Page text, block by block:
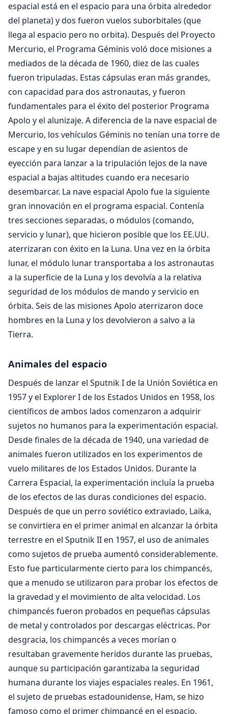
espacial está en el espacio para una órbita alrededor
del planeta) y dos fueron vuelos suborbitales (que
llega al espacio pero no orbita). Después del Proyecto
Mercurio, el Programa Géminis voló doce misiones a
mediados de la década de 1960, diez de las cuales
fueron tripuladas. Estas cápsulas eran más grandes,
con capacidad para dos astronautas, y fueron
fundamentales para el éxito del posterior Programa
Apolo y el alunizaje. A diferencia de la nave espacial de
Mercurio, los vehículos Géminis no tenían una torre de
escape y en su lugar dependían de asientos de
eyección para lanzar a la tripulación lejos de la nave
espacial a bajas altitudes cuando era necesario
desembarcar. La nave espacial Apolo fue la siguiente
gran innovación en el programa espacial. Contenía
tres secciones separadas, o módulos (comando,
servicio y lunar), que hicieron posible que los EE.UU.
aterrizaran con éxito en la Luna. Una vez en la órbita
lunar, el módulo lunar transportaba a los astronautas
a la superficie de la Luna y los devolvía a la relativa
seguridad de los módulos de mando y servicio en
órbita. Seis de las misiones Apolo aterrizaron doce
hombres en la Luna y los devolvieron a salvo a la
Tierra.
Animales del espacio
Después de lanzar el Sputnik I de la Unión Soviética en
1957 y el Explorer I de los Estados Unidos en 1958, los
científicos de ambos lados comenzaron a adquirir
sujetos no humanos para la experimentación espacial.
Desde finales de la década de 1940, una variedad de
animales fueron utilizados en los experimentos de
vuelo militares de los Estados Unidos. Durante la
Carrera Espacial, la experimentación incluía la prueba
de los efectos de las duras condiciones del espacio.
Después de que un perro soviético extraviado, Laika,
se convirtiera en el primer animal en alcanzar la órbita
terrestre en el Sputnik II en 1957, el uso de animales
como sujetos de prueba aumentó considerablemente.
Esto fue particularmente cierto para los chimpancés,
que a menudo se utilizaron para probar los efectos de
la gravedad y el movimiento de alta velocidad. Los
chimpancés fueron probados en pequeñas cápsulas
de metal y controlados por descargas eléctricas. Por
desgracia, los chimpancés a veces morían o
resultaban gravemente heridos durante las pruebas,
aunque su participación garantizaba la seguridad
humana durante los viajes espaciales reales. En 1961,
el sujeto de pruebas estadounidense, Ham, se hizo
famoso como el primer chimpancé en el espacio.